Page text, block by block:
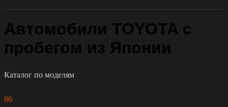
Автомобили TOYOTA с
пробегом из Японии
Каталог по моделям
86